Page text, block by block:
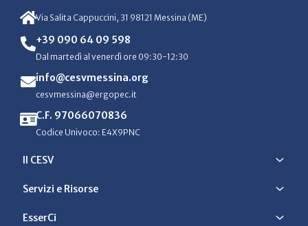
Via Salita Cappuccini, 31 98121 Messina (ME)
+39 090 64 09 598
Dal martedì al venerdì ore 09:30-12:30
info@cesvmessina.org
cesvmessina@ergopec.it
C.F. 97066070836
Codice Univoco: E4X9PNC
Il CESV
Servizi e Risorse
EsserCi